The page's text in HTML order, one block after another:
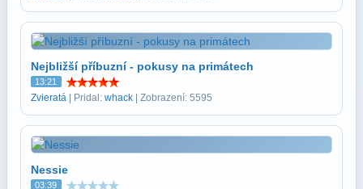
Nejbližší příbuzní - pokusy na primátech
13:21
Zvieratá | Pridal: whack | Zobrazení: 5595
Nessie
03:39